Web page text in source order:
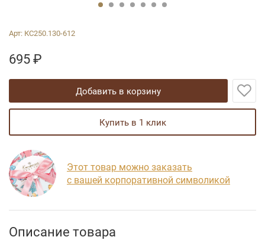
Арт: КС250.130-612
695₽
добавить в корзину
купить в 1 клик
Этот товар можно заказать
с вашей корпоративной символикой
Описание товара